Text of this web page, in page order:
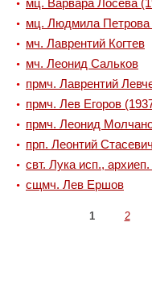
мц. Варвара Лосева
мц. Людмила Петрова
мч. Лаврентий Когтев
мч. Леонид Сальков
прмч. Лаврентий
прмч. Лев Егоров
прмч. Леонид
прп. Леонтий
свт. Лука исп.,
сщмч. Лев Ершов
1 2